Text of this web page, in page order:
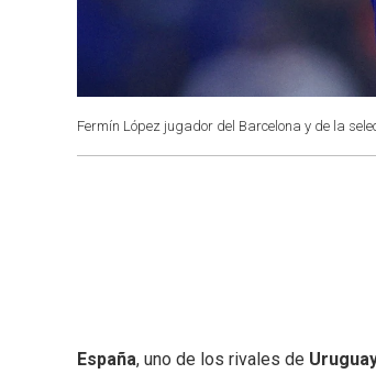
Fermín López jugador del Barcelona y de la
España, uno de los rivales de